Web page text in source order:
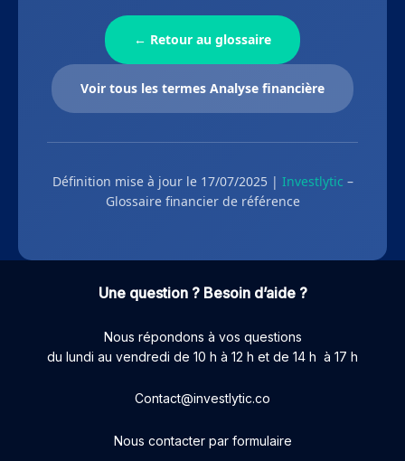
← Retour au glossaire
Voir tous les termes Analyse financière
Définition mise à jour le 17/07/2025 | Investlytic –
Glossaire financier de référence
Une question ? Besoin d’aide ?
Nous répondons à vos questions
du lundi au vendredi de 10 h à 12 h et de 14 h à 17 h
Contact@investlytic.co
Nous contacter par formulaire